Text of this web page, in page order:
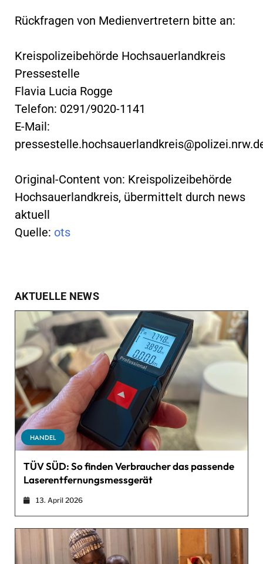
Rückfragen von Medienvertretern bitte an:
Kreispolizeibehörde Hochsauerlandkreis
Pressestelle
Flavia Lucia Rogge
Telefon: 0291/9020-1141
E-Mail:
Original-Content von: Kreispolizeibehörde
Hochsauerlandkreis, übermittelt durch news
aktuell
Quelle: ots
AKTUELLE NEWS
HANDEL
TÜV SÜD: So finden Verbraucher das passende
Laserentfernungsmessgerät
13. April 2026